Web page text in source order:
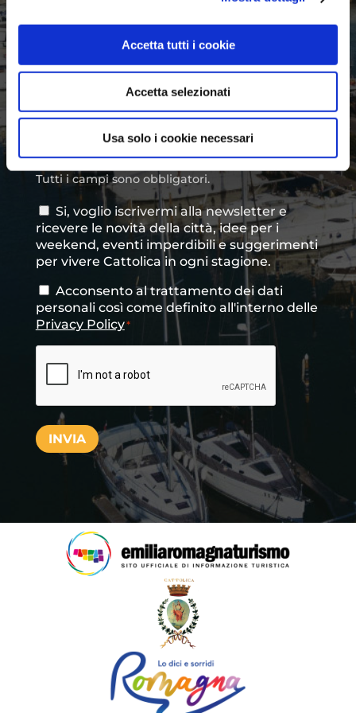
Accetta tutti i cookie
Accetta selezionati
Usa solo i cookie necessari
provenienza*
Tutti i campi sono obbligatori.
Consenso
newsletter
Si, voglio iscrivermi alla newsletter e
ricevere le novità della città, idee per i
weekend, eventi imperdibili e suggerimenti
per vivere Cattolica in ogni stagione.
Consenso*
Acconsento al trattamento dei dati
personali così come definito all'interno delle
Privacy Policy*
INVIA